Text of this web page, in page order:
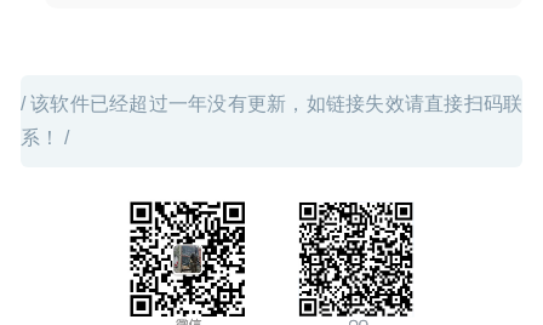
/ 该软件已经超过一年没有更新，如链接失效请直接扫码联
系！ /